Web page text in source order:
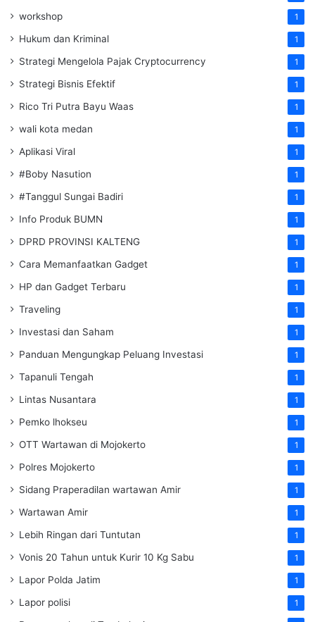
workshop 1
Hukum dan Kriminal 1
Strategi Mengelola Pajak Cryptocurrency 1
Strategi Bisnis Efektif 1
Rico Tri Putra Bayu Waas 1
wali kota medan 1
Aplikasi Viral 1
#Boby Nasution 1
#Tanggul Sungai Badiri 1
Info Produk BUMN 1
DPRD PROVINSI KALTENG 1
Cara Memanfaatkan Gadget 1
HP dan Gadget Terbaru 1
Traveling 1
Investasi dan Saham 1
Panduan Mengungkap Peluang Investasi 1
Tapanuli Tengah 1
Lintas Nusantara 1
Pemko lhokseu 1
OTT Wartawan di Mojokerto 1
Polres Mojokerto 1
Sidang Praperadilan wartawan Amir 1
Wartawan Amir 1
Lebih Ringan dari Tuntutan 1
Vonis 20 Tahun untuk Kurir 10 Kg Sabu 1
Lapor Polda Jatim 1
Lapor polisi 1